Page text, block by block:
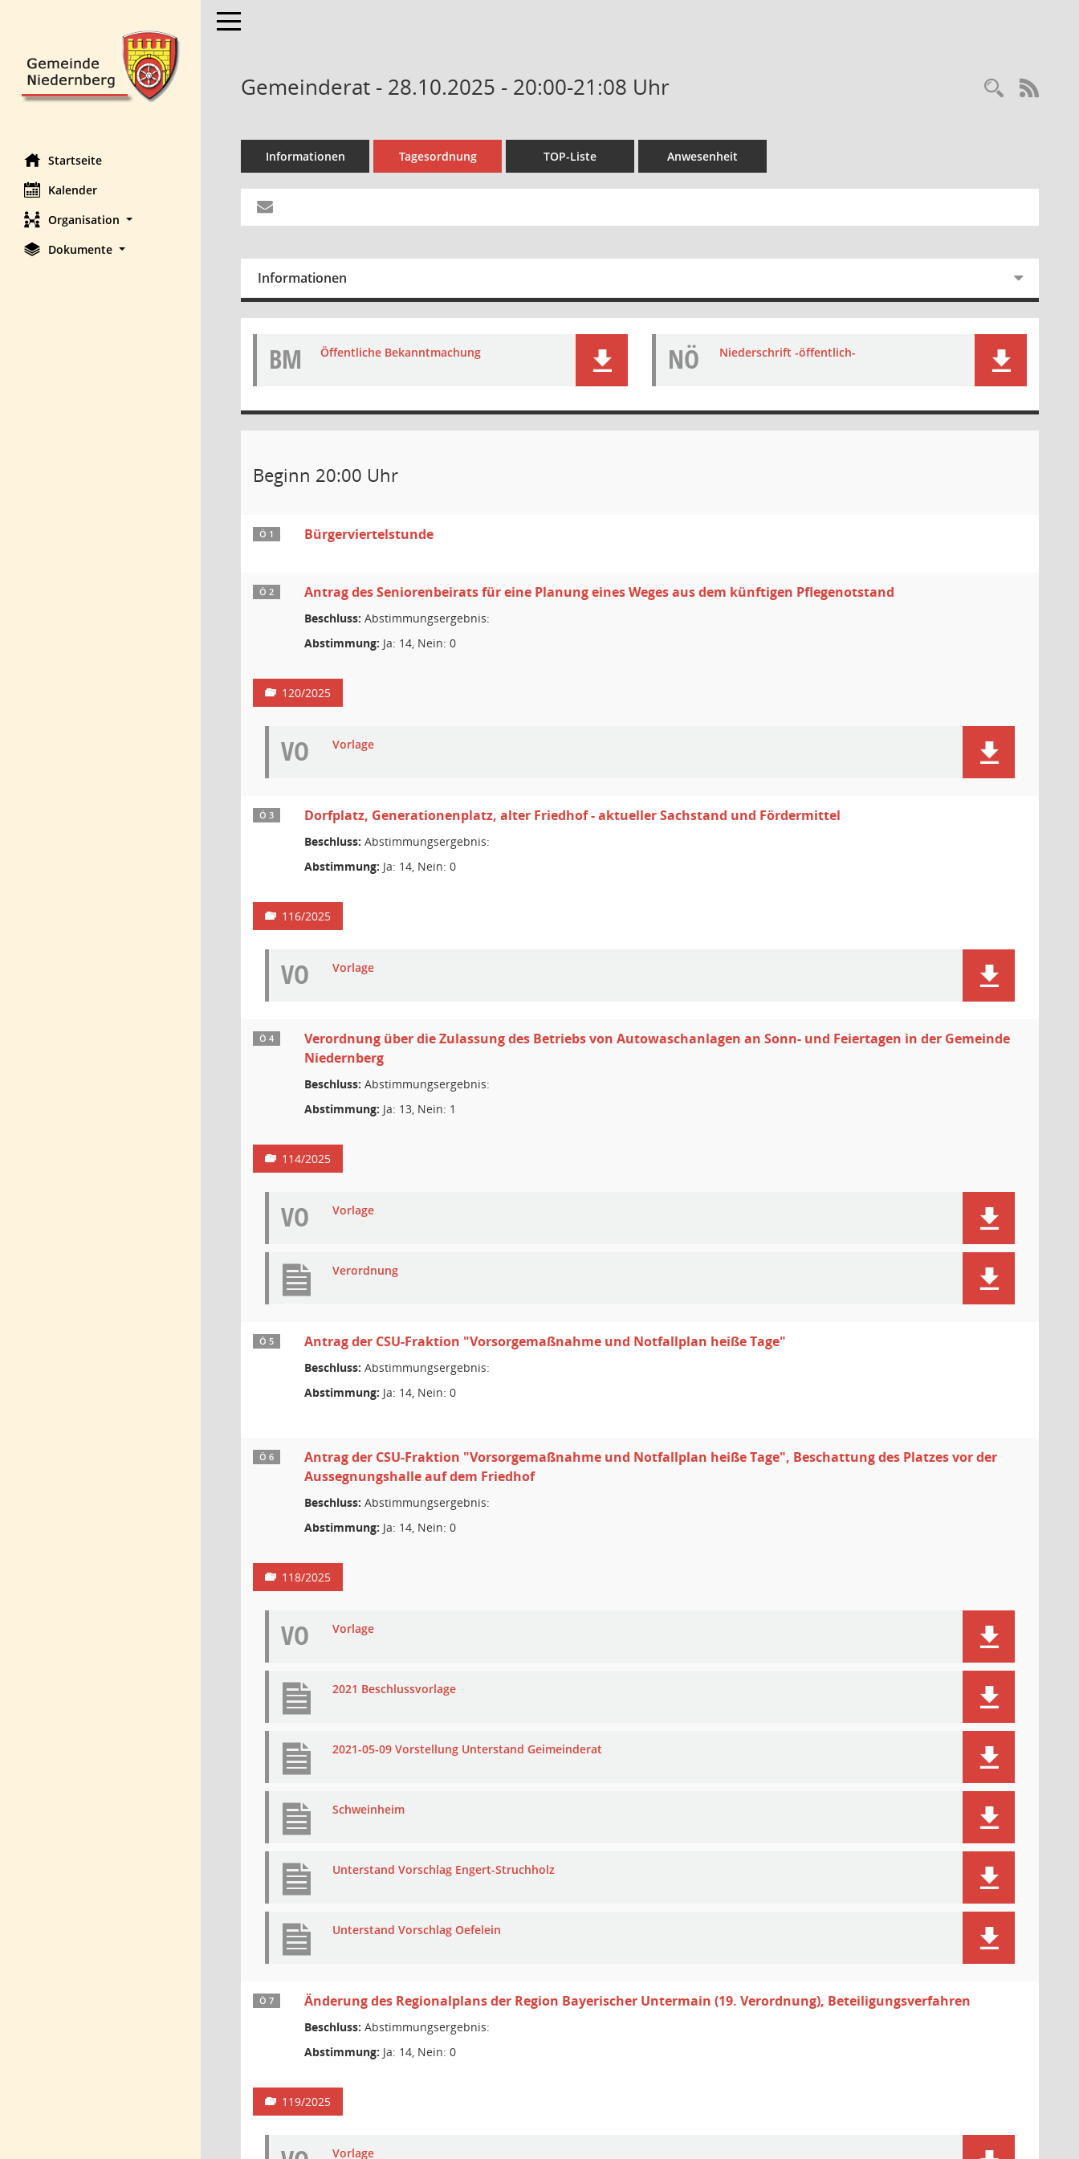
Startseite
Kalender
Organisation
Dokumente
Toggle navigation
Gemeinderat - 28.10.2025 - 20:00-21:08 Uhr
Informationen Tagesordnung TOP-Liste Anwesenheit
Informationen
BM Öffentliche Bekanntmachung NÖ Niederschrift -öffentlich-
Beginn 20:00 Uhr
Ö 1 Bürgerviertelstunde
Ö 2 Antrag des Seniorenbeirats für eine Planung eines Weges aus dem künftigen Pflegenotstand
Beschluss: Abstimmungsergebnis:
Abstimmung: Ja: 14, Nein: 0
120/2025
VO Vorlage
Ö 3 Dorfplatz, Generationenplatz, alter Friedhof - aktueller Sachstand und Fördermittel
Beschluss: Abstimmungsergebnis:
Abstimmung: Ja: 14, Nein: 0
116/2025
VO Vorlage
Ö 4
Verordnung über die Zulassung des Betriebs von Autowaschanlagen an Sonn- und Feiertagen in der Gemeinde
Niedernberg
Beschluss: Abstimmungsergebnis:
Abstimmung: Ja: 13, Nein: 1
114/2025
VO Vorlage
Verordnung
Ö 5 Antrag der CSU-Fraktion "Vorsorgemaßnahme und Notfallplan heiße Tage"
Beschluss: Abstimmungsergebnis:
Abstimmung: Ja: 14, Nein: 0
Ö 6
Antrag der CSU-Fraktion "Vorsorgemaßnahme und Notfallplan heiße Tage", Beschattung des Platzes vor der
Aussegnungshalle auf dem Friedhof
Beschluss: Abstimmungsergebnis:
Abstimmung: Ja: 14, Nein: 0
118/2025
VO Vorlage
2021 Beschlussvorlage
2021-05-09 Vorstellung Unterstand Geimeinderat
Schweinheim
Unterstand Vorschlag Engert-Struchholz
Unterstand Vorschlag Oefelein
Ö 7 Änderung des Regionalplans der Region Bayerischer Untermain (19. Verordnung), Beteiligungsverfahren
Beschluss: Abstimmungsergebnis:
Abstimmung: Ja: 14, Nein: 0
119/2025
Vorlage